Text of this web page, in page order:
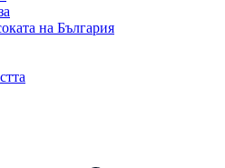
на България